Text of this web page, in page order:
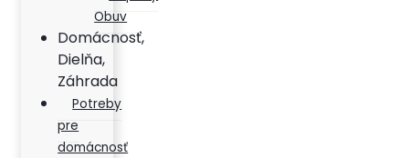
Obuv
Domácnosť,
Dielňa,
Záhrada
Potreby
pre
domácnosť